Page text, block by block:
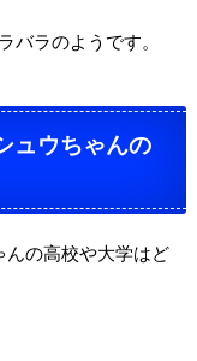
バラのようです。
ュウちゃんの
んの高校や大学はど